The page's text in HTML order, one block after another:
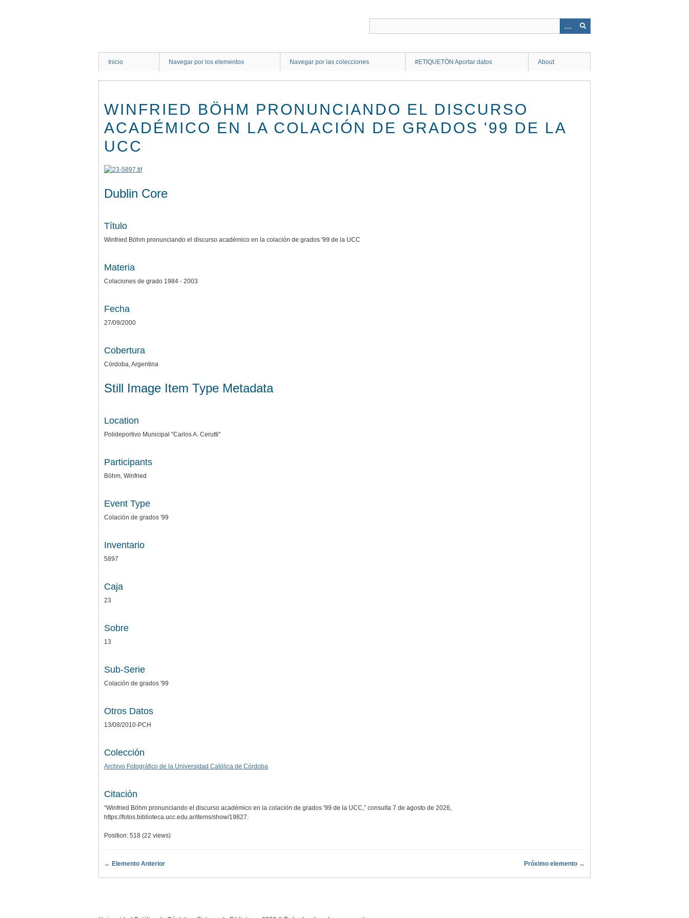
Inicio Navegar por los elementos Navegar por las colecciones #ETIQUETÓN Aportar datos About
WINFRIED BÖHM PRONUNCIANDO EL DISCURSO
ACADÉMICO EN LA COLACIÓN DE GRADOS '99 DE LA
UCC
Dublin Core
Título
Winfried Böhm pronunciando el discurso académico en la colación de grados '99 de la UCC
Materia
Colaciones de grado 1984 - 2003
Fecha
27/09/2000
Cobertura
Córdoba, Argentina
Still Image Item Type Metadata
Location
Polideportivo Municipal "Carlos A. Cerutti"
Participants
Böhm, Winfried
Event Type
Colación de grados '99
Inventario
5897
Caja
23
Sobre
13
Sub-Serie
Colación de grados '99
Otros Datos
13/08/2010-PCH
Colección
Archivo Fotográfico de la Universidad Católica de Córdoba
Citación
“Winfried Böhm pronunciando el discurso académico en la colación de grados '99 de la UCC,” consulta 7 de agosto de 2026,
https://fotos.biblioteca.ucc.edu.ar/items/show/19827.
Position: 518 (22 views)
← Elemento Anterior Próximo elemento →